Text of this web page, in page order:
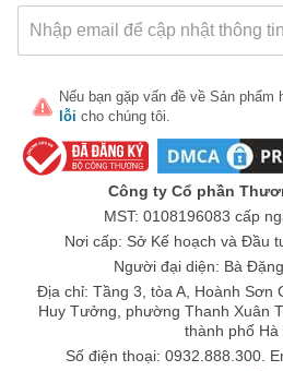
Nếu bạn gặp vấn đề về Sản phẩm
lỗi cho chúng tôi.
Công ty Cổ phần
MST: 0108196083 cấp
Nơi cấp: Sở Kế hoạch và Đầu
Người đại diện: Bà
Địa chỉ: Tầng 3, tòa A, Hoành Sơn
Huy Tưởng, phường Thanh Xuân
thành phố Hà
Số điện thoại: 0932.888.300.